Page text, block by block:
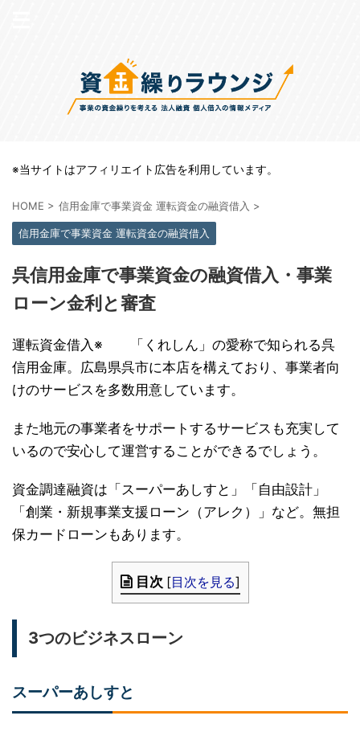
※当サイトはアフィリエイト広告を利用しています。
HOME > 信用金庫で事業資金 運転資金の融資借入 >
信用金庫で事業資金 運転資金の融資借入
呉信用金庫で事業資金の融資借入・事業
ローン金利と審査
運転資金借入※ 「くれしん」の愛称で知られる呉
信用金庫。広島県呉市に本店を構えており、事業者向
けのサービスを多数用意しています。
また地元の事業者をサポートするサービスも充実して
いるので安心して運営することができるでしょう。
資金調達融資は「スーパーあしすと」「自由設計」
「創業・新規事業支援ローン（アレク）」など。無担
保カードローンもあります。
目次 [目次を見る]
3つのビジネスローン
スーパーあしすと